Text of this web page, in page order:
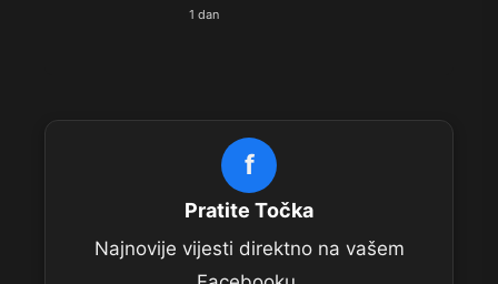
1 dan
f
Pratite Točka
Najnovije vijesti direktno na vašem